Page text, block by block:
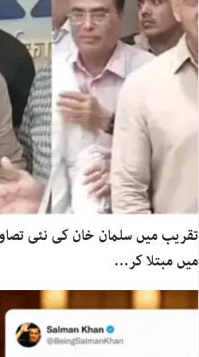
تقریب میں سلمان خان کی نئی
میں مبتلا کر…